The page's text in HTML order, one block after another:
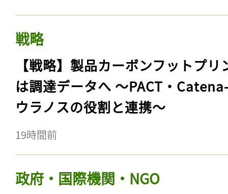
戦略
【戦略】製品カーボンフットプリ
は調達データへ 〜PACT・
ウラノスの役割と連携〜
19時間前
政府・国際機関・NGO